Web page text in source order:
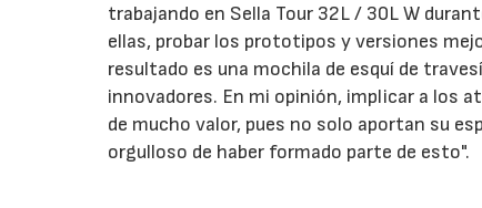
trabajando en Sella Tour 32L / 30L W
ellas, probar los prototipos y versiones
resultado es una mochila de esquí de
innovadores. En mi opinión, implicar a los
de mucho valor, pues no solo aportan su
orgulloso de haber formado parte de esto".